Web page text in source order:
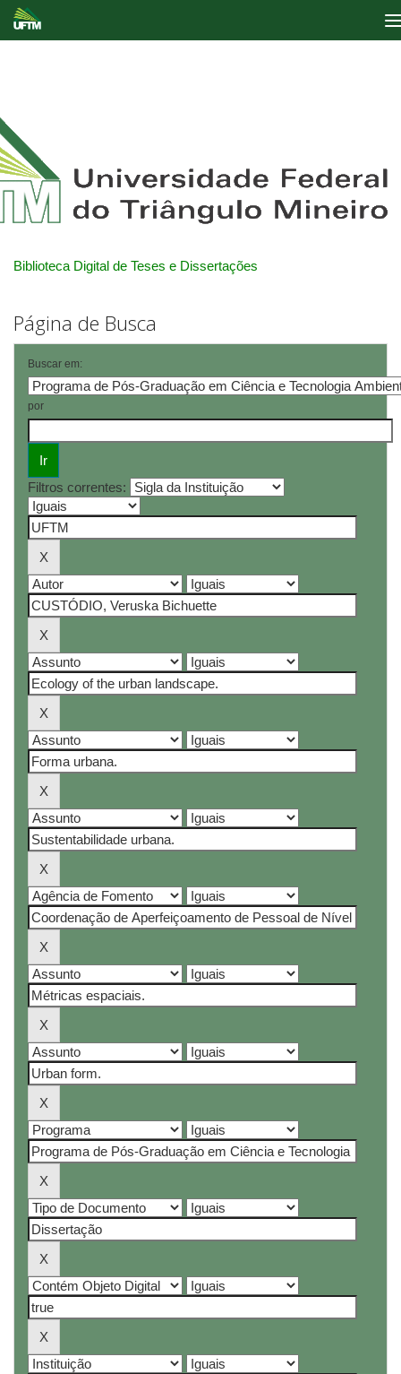
Biblioteca Digital de Teses e Dissertações
Página de Busca
Buscar em:
por
Filtros correntes: